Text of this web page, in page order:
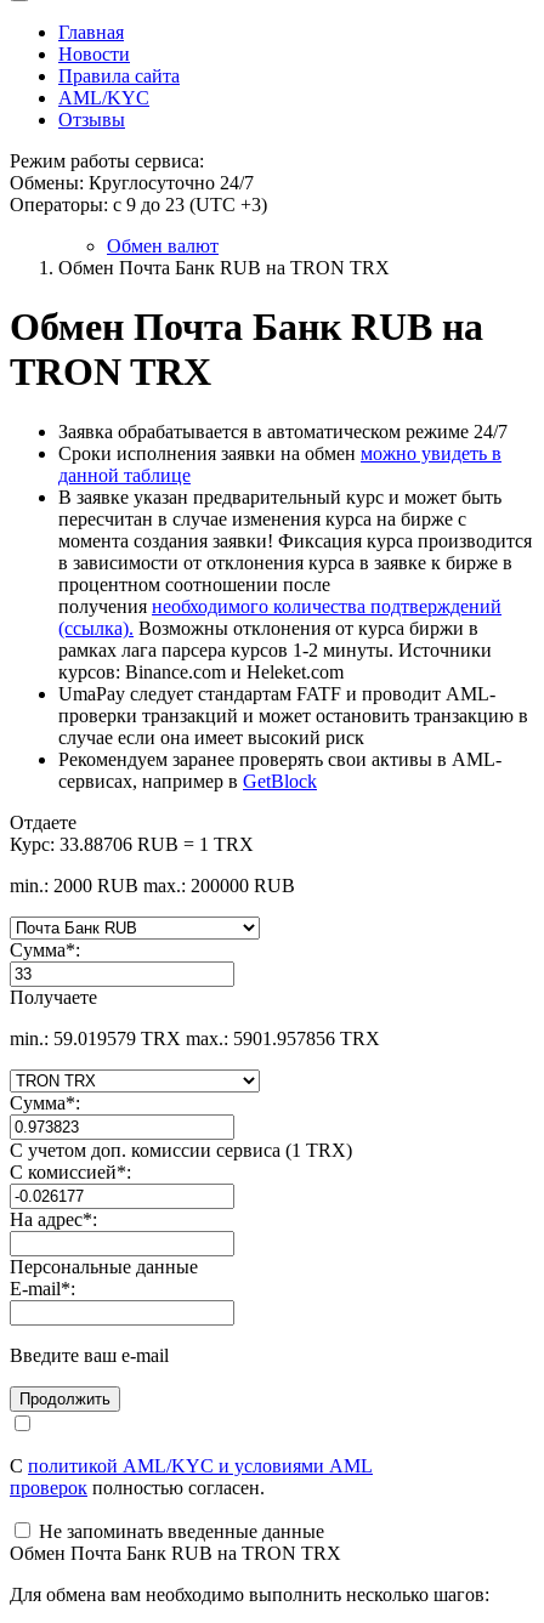
Главная
Новости
Правила сайта
AML/KYC
Отзывы
Режим работы сервиса:
Обмены: Круглосуточно 24/7
Операторы: с 9 до 23 (UTC +3)
Обмен валют
Обмен Почта Банк RUB на TRON TRX
Обмен Почта Банк RUB на
TRON TRX
Заявка обрабатывается в автоматическом режиме 24/7
Сроки исполнения заявки на обмен можно увидеть в
данной таблице
В заявке указан предварительный курс и может быть
пересчитан в случае изменения курса на бирже с
момента создания заявки! Фиксация курса производится
в зависимости от отклонения курса в заявке к бирже в
процентном соотношении после
получения необходимого количества подтверждений
(ссылка). Возможны отклонения от курса биржи в
рамках лага парсера курсов 1-2 минуты. Источники
курсов: Binance.com и Heleket.com
UmaPay следует стандартам FATF и проводит AML-
проверки транзакций и может остановить транзакцию в
случае если она имеет высокий риск
Рекомендуем заранее проверять свои активы в AML-
сервисах, например в GetBlock
Отдаете
Курс: 33.88706 RUB = 1 TRX
min.: 2000 RUB max.: 200000 RUB
Сумма*:
Получаете
min.: 59.019579 TRX max.: 5901.957856 TRX
Сумма*:
С учетом доп. комиссии сервиса (1 TRX)
С комиссией*:
На адрес*:
Персональные данные
E-mail*:
Введите ваш e-mail
С политикой AML/KYC и условиями AML
проверок полностью согласен.
Не запоминать введенные данные
Обмен Почта Банк RUB на TRON TRX
Для обмена вам необходимо выполнить несколько шагов: